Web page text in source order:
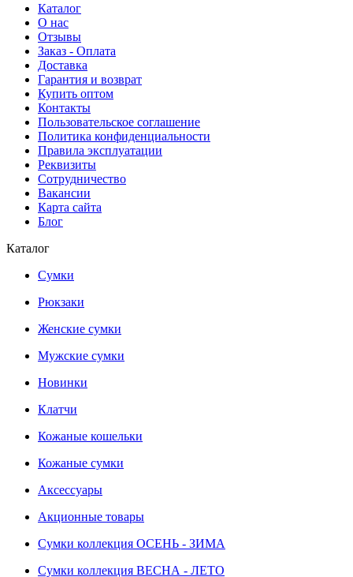
Каталог
О нас
Отзывы
Заказ - Оплата
Доставка
Гарантия и возврат
Купить оптом
Контакты
Пользовательское соглашение
Политика конфиденциальности
Правила эксплуатации
Реквизиты
Сотрудничество
Вакансии
Карта сайта
Блог
Каталог
Сумки
Рюкзаки
Женские сумки
Мужские сумки
Новинки
Клатчи
Кожаные кошельки
Кожаные сумки
Аксессуары
Акционные товары
Сумки коллекция ОСЕНЬ - ЗИМА
Сумки коллекция ВЕСНА - ЛЕТО